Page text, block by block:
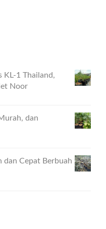
KL-1 Thailand,
Noor
dan
dan Cepat Berbuah